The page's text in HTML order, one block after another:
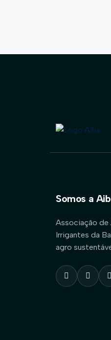
Somos a
Associação de
Irrigantes da
agro